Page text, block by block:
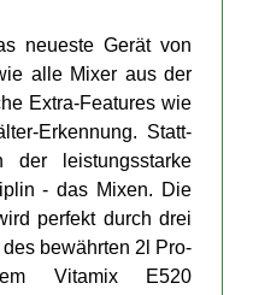
neueste Gerät von
alle Mixer aus der
Extra-Features wie
Er­kennung. Statt­
der leis­tungs­starke
- das Mixen. Die
perfekt durch drei
be­währten 2l Pro-
Vitamix E520